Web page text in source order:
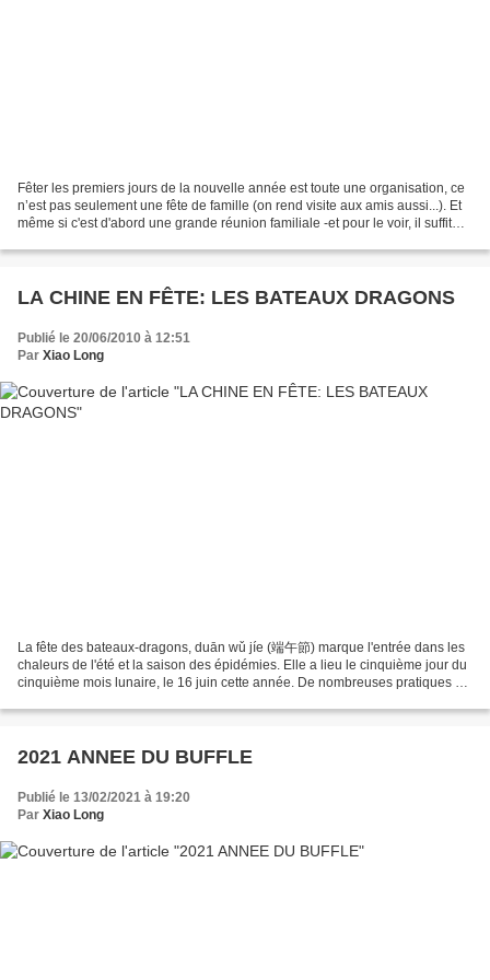
Fêter les premiers jours de la nouvelle année est toute une organisation, ce
n’est pas seulement une fête de famille (on rend visite aux amis aussi...). Et
même si c'est d'abord une grande réunion familiale -et pour le voir, il suffit
LA CHINE EN FÊTE: LES BATEAUX DRAGONS
Publié le 20/06/2010 à 12:51
Par Xiao Long
La fête des bateaux-dragons, duān wǔ jíe (端午節) marque l'entrée dans les
chaleurs de l'été et la saison des épidémies. Elle a lieu le cinquième jour du
cinquième mois lunaire, le 16 juin cette année. De nombreuses pratiques y
2021 ANNEE DU BUFFLE
Publié le 13/02/2021 à 19:20
Par Xiao Long